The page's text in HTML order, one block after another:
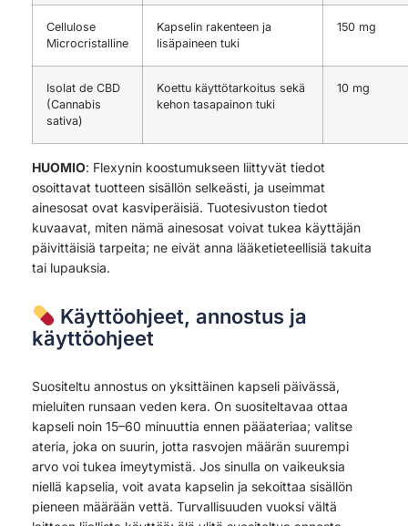
Cellulose
Microcristalline
Kapselin rakenteen ja
lisäpaineen tuki
150 mg
Isolat de CBD
(Cannabis
sativa)
Koettu käyttötarkoitus sekä
kehon tasapainon tuki
10 mg
HUOMIO: Flexynin koostumukseen liittyvät tiedot
osoittavat tuotteen sisällön selkeästi, ja useimmat
ainesosat ovat kasviperäisiä. Tuotesivuston tiedot
kuvaavat, miten nämä ainesosat voivat tukea käyttäjän
päivittäisiä tarpeita; ne eivät anna lääketieteellisiä takuita
tai lupauksia.
Käyttöohjeet, annostus ja
käyttöohjeet
Suositeltu annostus on yksittäinen kapseli päivässä,
mieluiten runsaan veden kera. On suositeltavaa ottaa
kapseli noin 15–60 minuuttia ennen pääateriaa; valitse
ateria, joka on suurin, jotta rasvojen määrän suurempi
arvo voi tukea imeytymistä. Jos sinulla on vaikeuksia
niellä kapselia, voit avata kapselin ja sekoittaa sisällön
pieneen määrään vettä. Turvallisuuden vuoksi vältä